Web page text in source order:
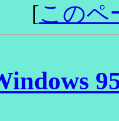
[このペ